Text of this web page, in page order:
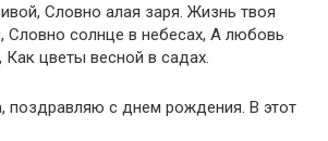
Словно алая заря. Жизнь твоя
Словно солнце в небесах, А любовь
Как цветы весной в садах.
поздравляю с днем рождения. В этот